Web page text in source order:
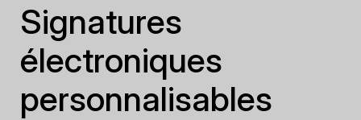
Signatures
électroniques
personnalisables